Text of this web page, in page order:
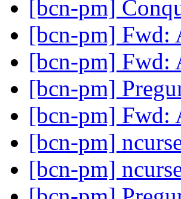
[bcn-pm]
[bcn-pm] Fwd:
[bcn-pm] Fwd:
[bcn-pm]
[bcn-pm] Fwd:
[bcn-pm]
[bcn-pm]